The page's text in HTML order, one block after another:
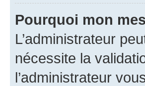
Pourquoi mon
L’administrateur
nécessite la
l’administrateur